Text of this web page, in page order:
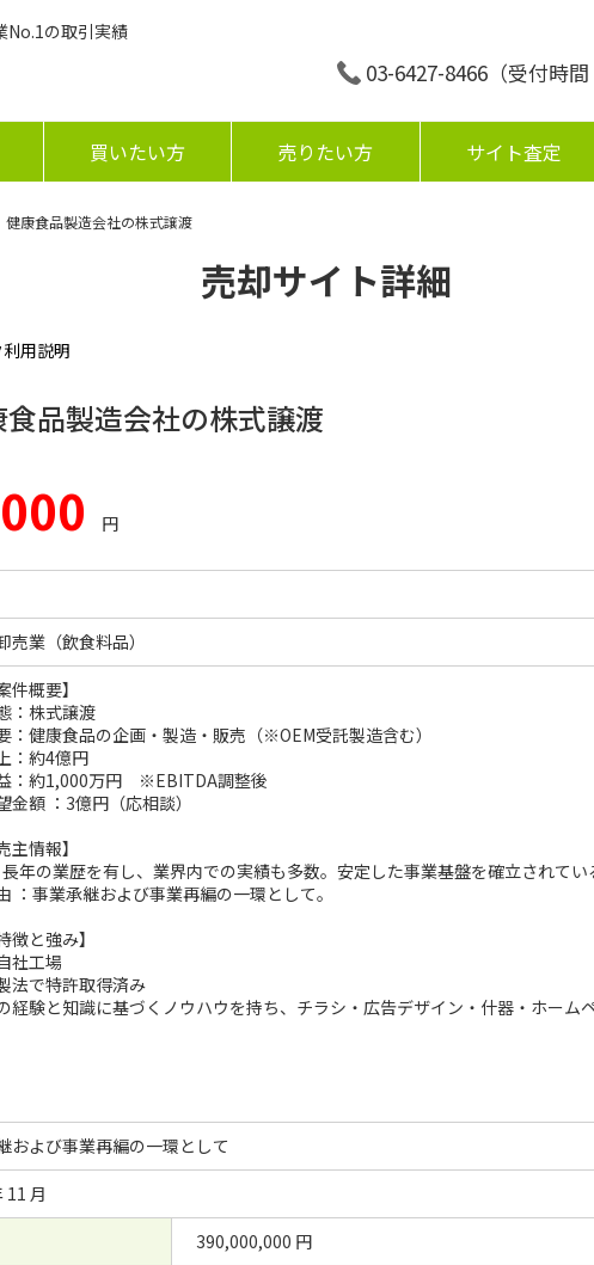
No.1の取引実績
03-6427-8466 （受付時
買いたい方 売りたい方 サイト査定
康食品製造会社の株式譲渡
売却サイト詳細
用説明
品製造会社の株式譲渡
円
売業（飲食料品）
件概要】
：株式譲渡
：健康食品の企画・製造・販売（※OEM受託製造含む）
：約4億円
：約1,000万円 ※EBITDA調整後
金額 ：3億円（応相談）
主情報】
年の業歴を有し、業界内での実績も多数。安定した事業基盤を確立されてい
：事業承継および事業再編の一環として。
徴と強み】
社工場
法で特許取得済み
経験と知識に基づくノウハウを持ち、チラシ・広告デザイン・什器・ホー
および事業再編の一環として
11 月
390,000,000 円